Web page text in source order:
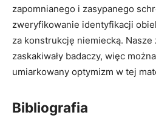
zapomnianego i zasypanego
zweryfikowanie identyfikacji
za konstrukcję niemiecką.
zaskakiwały badaczy, więc
umiarkowany optymizm w tej
Bibliografia